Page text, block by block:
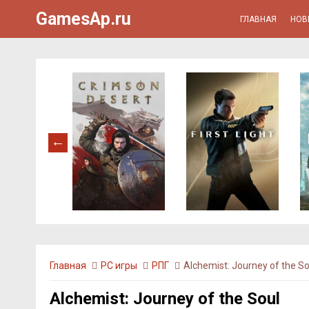
GamesAp.ru ГЛАВНАЯ
Главная PC игры РПГ Alchemist: Journey of the
Alchemist: Journey of the Soul